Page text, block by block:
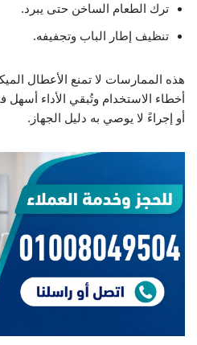
ترك الطعام الساخن حتى يبرد.
تنظيف إطار الباب وتجفيفه.
هذه الممارسات لا تمنع الأعطال
أخطاء الاستخدام وتُبقي الأداء أسهل
أو إجراءً لا يوصي به دليل الجهاز.